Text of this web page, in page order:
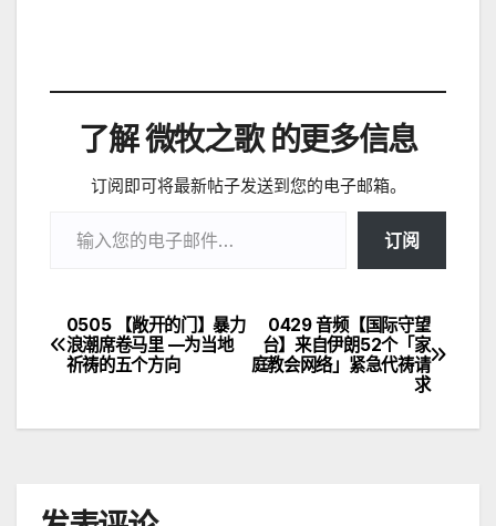
了解 微牧之歌 的更多信息
订阅即可将最新帖子发送到您的电子邮箱。
订阅
文
章
导
0429 音频【国际守望
台】来自伊朗52个「家
庭教会网络」紧急代祷请
求
0505 【敞开的门】暴力
浪潮席卷马里 —为当地
祈祷的五个方向